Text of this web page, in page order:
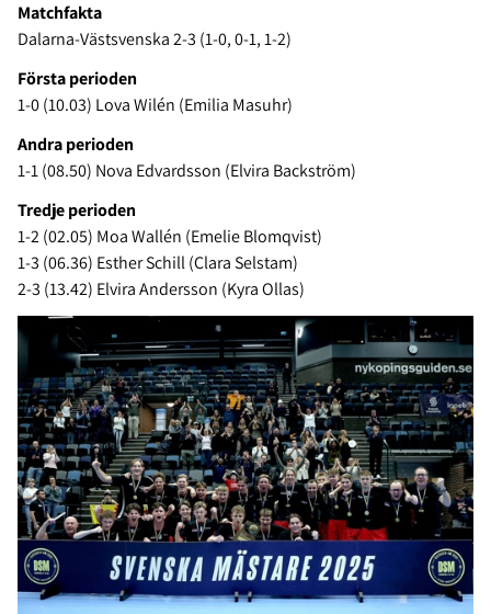
Matchfakta
Dalarna-Västsvenska 2-3 (1-0, 0-1, 1-2)
Första perioden
1-0 (10.03) Lova Wilén (Emilia Masuhr)
Andra perioden
1-1 (08.50) Nova Edvardsson (Elvira Backström)
Tredje perioden
1-2 (02.05) Moa Wallén (Emelie Blomqvist)
1-3 (06.36) Esther Schill (Clara Selstam)
2-3 (13.42) Elvira Andersson (Kyra Ollas)